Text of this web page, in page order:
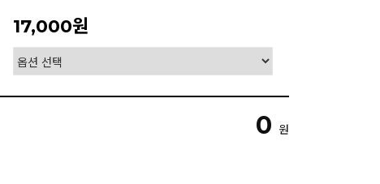
17,000원
0 원